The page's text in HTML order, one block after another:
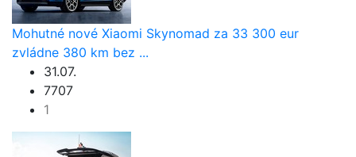
Mohutné nové Xiaomi Skynomad za 33 300 eur
zvládne 380 km bez ...
31.07.
7707
1